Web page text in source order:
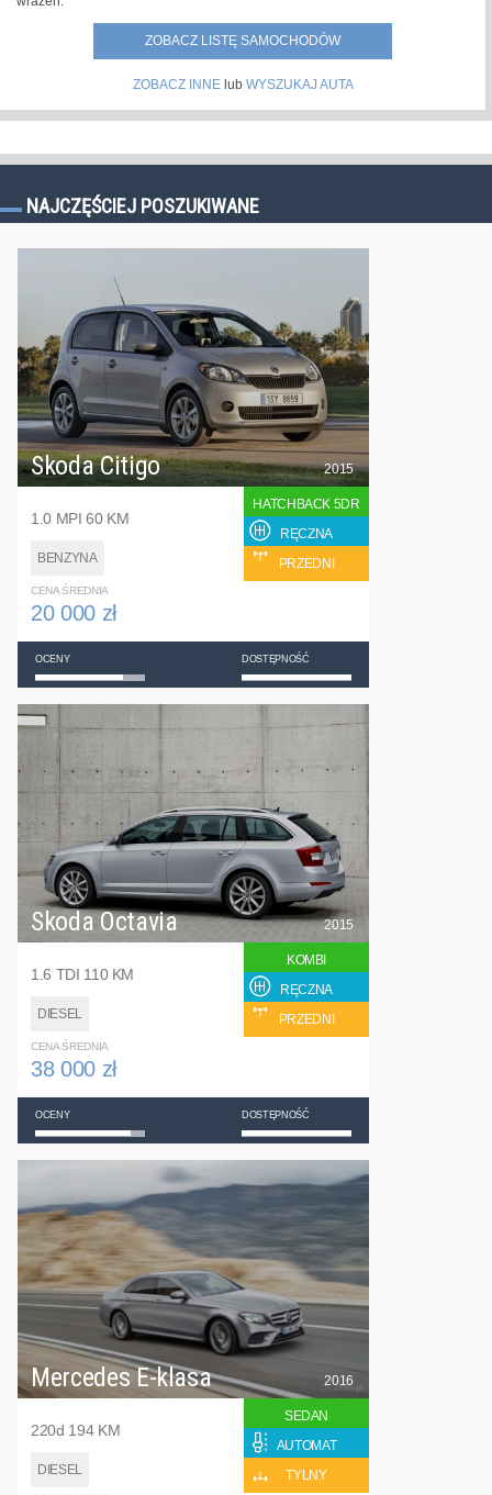
ZOBACZ LISTĘ SAMOCHODÓW
ZOBACZ INNElub WYSZUKAJ AUTA
NAJCZĘŚCIEJ POSZUKIWANE
Skoda Citigo
1.0 MPI 60 KM
BENZYNA
2015
HATCHBACK 5DR
RĘCZNA
PRZEDNI
CENA ŚREDNIA
20 000 zł
OCENY DOSTĘPNOŚĆ
Skoda Octavia
1.6 TDI 110 KM
DIESEL
2015
KOMBI
RĘCZNA
PRZEDNI
CENA ŚREDNIA
38 000 zł
OCENY DOSTĘPNOŚĆ
Mercedes E-klasa
220d 194 KM
DIESEL
2016
SEDAN
AUTOMAT
TYLNY